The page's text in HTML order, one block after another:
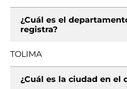
¿Cuál es el
registra?
TOLIMA
¿Cuál es la ciudad en el